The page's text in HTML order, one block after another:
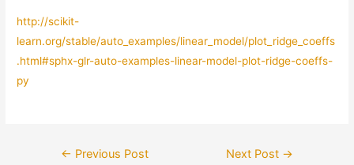
http://scikit-
learn.org/stable/auto_examples/linear_model/plot_ridge_coeffs
.html#sphx-glr-auto-examples-linear-model-plot-ridge-coeffs-
py
Post
← Previous Post Next Post →